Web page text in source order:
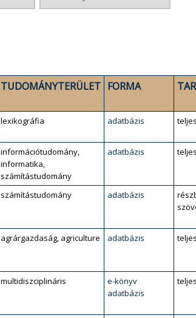
TUDOMÁNYTERÜLET FORMA
lexikográfia adatbázis
információtudomány,
informatika,
számítástudomány
adatbázis
számítástudomány adatbázis
agrárgazdaság, agriculture adatbázis
multidiszciplináris
e-könyv
adatbázis